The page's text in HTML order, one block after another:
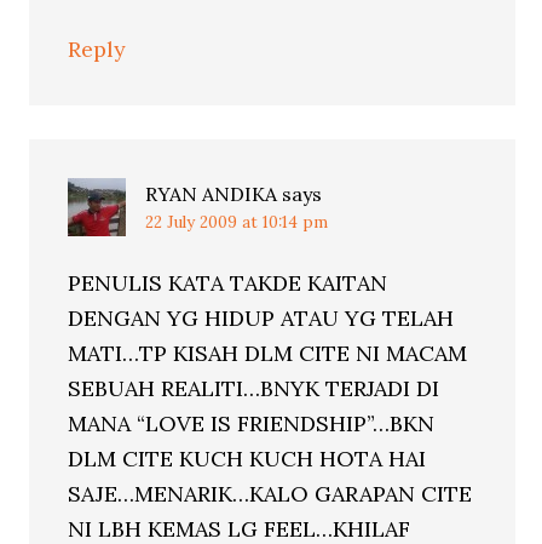
Reply
RYAN ANDIKA says
22 July 2009 at 10:14 pm
PENULIS KATA TAKDE KAITAN
DENGAN YG HIDUP ATAU YG TELAH
MATI…TP KISAH DLM CITE NI MACAM
SEBUAH REALITI…BNYK TERJADI DI
MANA “LOVE IS FRIENDSHIP”…BKN
DLM CITE KUCH KUCH HOTA HAI
SAJE…MENARIK…KALO GARAPAN CITE
NI LBH KEMAS LG FEEL…KHILAF